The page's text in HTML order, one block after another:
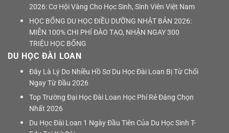
2026: Cơ Hội Vàng Cho Học Sinh, Sinh Viên Việt Nam
HỌC BỔNG DU HỌC ĐIỀU DƯỠNG NHẬT BẢN 2026:
MIỄN 100% CHI PHÍ ĐÀO TẠO, NHẬN NGAY 300
TRIỆU HỌC BỔNG
DU HỌC ĐÀI LOAN
Đây Là Lý Do Nhiều Hồ Sơ Du Học Đài Loan Bị Từ Chối
Ngay Từ Đầu 2026
Top Trường Đại Học Đài Loan Học Phí Rẻ Đáng Chọn
Nhất 2026
Du Học Đài Loan 1 Ngày Đầu Tiên Của Du Học Sinh T-